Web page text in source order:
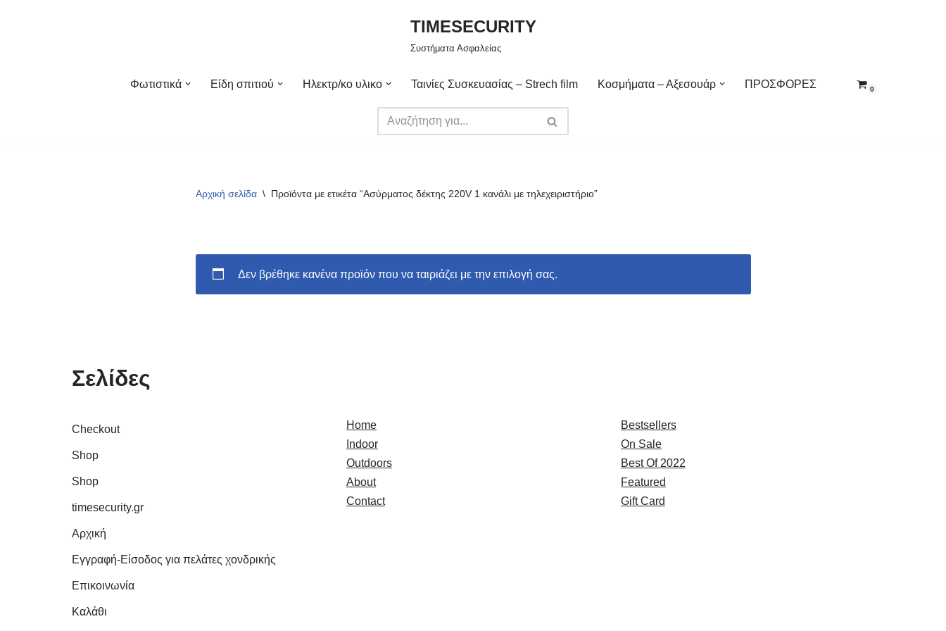
TIMESECURITY
Συστήματα Ασφαλείας
Φωτιστικά Είδη σπιτιού Ηλεκτρ/κο υλικο Ταινίες Συσκευασίας – Strech film Κοσμήματα – Αξεσουάρ ΠΡΟΣΦΟΡΕΣ 0
Αρχική σελίδα \ Προϊόντα με ετικέτα “Ασύρματος δέκτης 220V 1 κανάλι με τηλεχειριστήριο”
Δεν βρέθηκε κανένα προϊόν που να ταιριάζει με την επιλογή σας.
Σελίδες
Checkout
Shop
Shop
timesecurity.gr
Αρχική
Εγγραφή-Είσοδος για πελάτες χονδρικής
Επικοινωνία
Καλάθι
Home
Indoor
Outdoors
About
Contact
Bestsellers
On Sale
Best Of 2022
Featured
Gift Card